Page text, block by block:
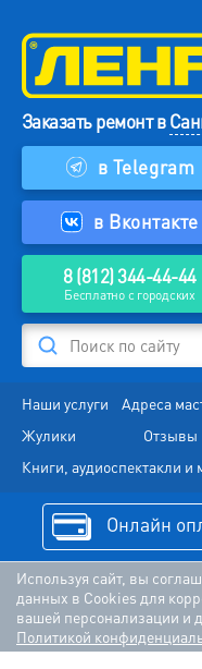
Заказать ремонт в
в Telegram
в Вконтакте
8 (812) 344-44-44
Бесплатно с городских
Поиск по сайту
Наши услуги Адреса
Жулики
Отзывы
Книги, аудиоспектакли
Онлайн
Используя сайт, вы
данных в Cookies для
вашей персонализации и
Политикой